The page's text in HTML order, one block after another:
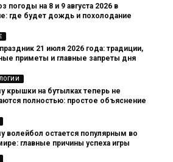
погоды на 8 и 9 августа 2026 в
где будет дождь и похолодание
21 июля 2026 года: традиции,
приметы и главные запреты дня
крышки на бутылках теперь не
полностью: простое объяснение
волейбол остается популярным во
главные причины успеха игры